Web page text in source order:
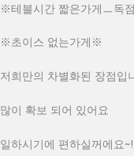
※테블시간 짧은가게ㅡ독
※초이스 없는가게※
저희만의 차별화된 장점입
많이 확보 되어 있어요
일하시기에 편하실꺼에요~!